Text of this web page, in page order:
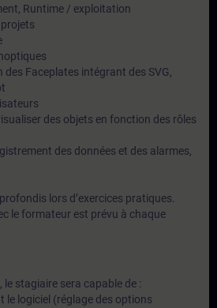
Runtime / exploitation
Faceplates intégrant des SVG,
des objets en fonction des rôles
des données et des alarmes,
lors d’exercices pratiques.
le formateur est prévu à chaque
le stagiaire sera capable de :
le logiciel (réglage des options